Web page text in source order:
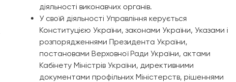
діяльності виконавчих органів.
У своїй діяльності Управління керується
Конституцією України, законами України, Указами і
розпорядженнями Президента України,
постановами Верховної Ради України, актами
Кабінету Міністрів України, директивними
документами профільних Міністерств, рішеннями